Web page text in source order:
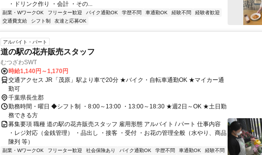
・ドリンク作り ・会計 ・その...
副業・WワークOK フリーター歓迎 バイク通勤OK 学歴不問 車通勤OK 経験不問
経験者歓迎
交通費支給
シフト制 友達と応募OK
アルバイト・パート
道の駅の花卉販売スタッフ
むつざわSWT
時給1,140円～1,170円
交通アクセス JR「茂原」駅より車で20分 ★バイク・自転車通勤OK ★マイカー通
勤可
千葉県長生郡
勤務時間・曜日 ◆シフト制 ・8:00～13:00 ・13:00～18:30 ★週2日～OK ★土日勤
務できる方
募集要項 職種 道の駅の花卉販売スタッフ 雇用形態 アルバイト / パート 仕事内容
・レジ対応（金銭管理） ・品出し ・接客 ・受付 ・お花の管理全般（水やり、商品
陳列 等）
副業・WワークOK フリーター歓迎 社会保険あり バイク通勤OK 学歴不問 車通勤OK
経験不問